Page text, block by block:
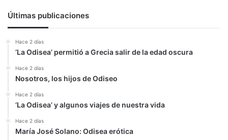
Últimas publicaciones
Hace 2 días
‘La Odisea’ permitió a Grecia salir de la edad oscura
Hace 2 días
Nosotros, los hijos de Odiseo
Hace 2 días
‘La Odisea’ y algunos viajes de nuestra vida
Hace 2 días
María José Solano: Odisea erótica